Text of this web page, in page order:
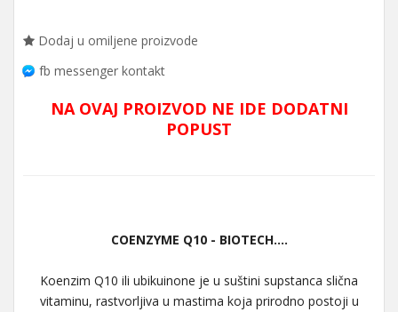
Dodaj u omiljene proizvode
fb messenger kontakt
NA OVAJ PROIZVOD NE IDE DODATNI
POPUST
COENZYME Q10 - BIOTECH....
Koenzim Q10 ili ubikuinone je u suštini supstanca slična
vitaminu, rastvorljiva u mastima koja prirodno postoji u